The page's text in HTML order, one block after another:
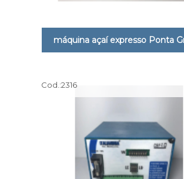
máquina açaí expresso Ponta
Cod.:2316